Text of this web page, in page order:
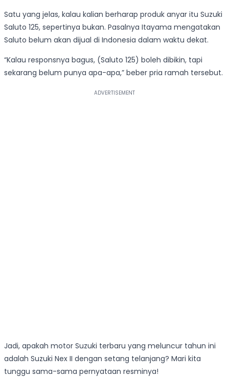
Satu yang jelas, kalau kalian berharap produk anyar itu Suzuki
Saluto 125, sepertinya bukan. Pasalnya Itayama mengatakan
Saluto belum akan dijual di Indonesia dalam waktu dekat.
“Kalau responsnya bagus, (Saluto 125) boleh dibikin, tapi
sekarang belum punya apa-apa,” beber pria ramah tersebut.
Jadi, apakah motor Suzuki terbaru yang meluncur tahun ini
adalah Suzuki Nex II dengan setang telanjang? Mari kita
tunggu sama-sama pernyataan resminya!